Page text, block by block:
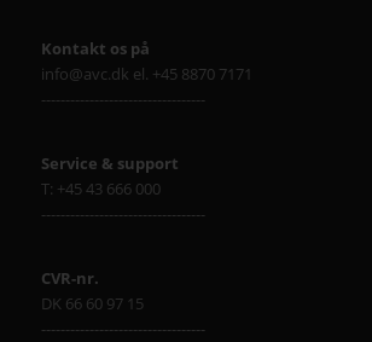
Kontakt os på
info@avc.dk el. +45 8870 7171
----------------------------------
Service & support
T: +45 43 666 000
----------------------------------
CVR-nr.
DK 66 60 97 15
----------------------------------